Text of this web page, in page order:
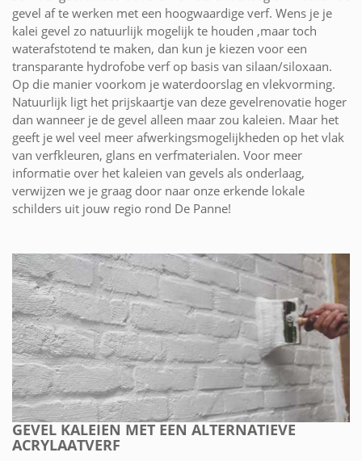
gevel af te werken met een hoogwaardige verf. Wens je je
kalei gevel zo natuurlijk mogelijk te houden ,maar toch
waterafstotend te maken, dan kun je kiezen voor een
transparante hydrofobe verf op basis van silaan/siloxaan.
Op die manier voorkom je waterdoorslag en vlekvorming.
Natuurlijk ligt het prijskaartje van deze gevelrenovatie hoger
dan wanneer je de gevel alleen maar zou kaleien. Maar het
geeft je wel veel meer afwerkingsmogelijkheden op het vlak
van verfkleuren, glans en verfmaterialen. Voor meer
informatie over het kaleien van gevels als onderlaag,
verwijzen we je graag door naar onze erkende lokale
schilders uit jouw regio rond De Panne!
GEVEL KALEIEN MET EEN ALTERNATIEVE
ACRYLAATVERF